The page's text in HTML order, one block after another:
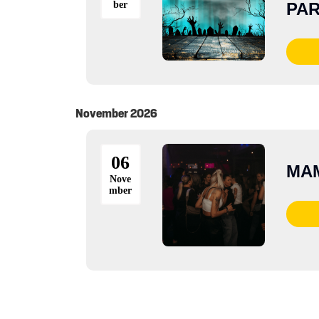
ber
November 2026
06
Nove
mber